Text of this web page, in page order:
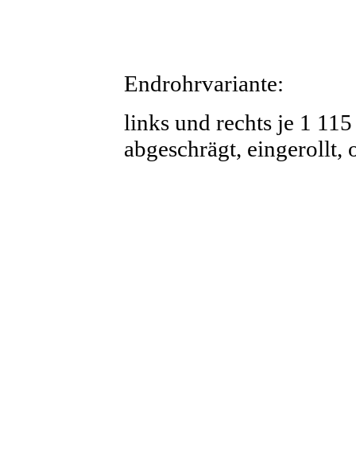
Endrohrvariante:
links und rechts je 1
abgeschrägt, eingerollt,